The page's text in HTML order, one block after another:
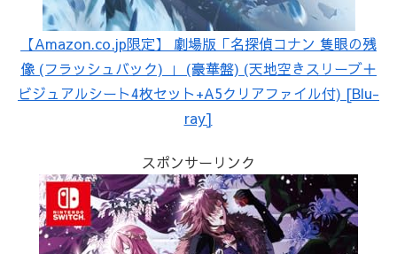
【Amazon.co.jp限定】 劇場版「名探偵コナン 隻眼の残
像 (フラッシュバック) 」 (豪華盤) (天地空きスリーブ＋
ビジュアルシート4枚セット+A5クリアファイル付) [Blu-
ray]
スポンサーリンク